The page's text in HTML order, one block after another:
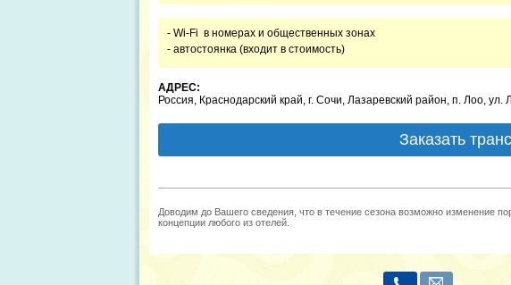
- Wi-Fi в номерах и общественных зонах
- автостоянка (входит в стоимость)
АДРЕС:
Россия, Краснодарский край, г. Сочи, Лазаревский район, п. Лоо, ул.
Заказать
Доводим до Вашего сведения, что в течение сезона возможно изменение
концепции любого из отелей.